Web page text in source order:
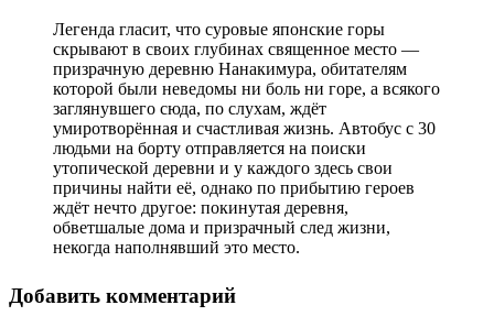
Легенда гласит, что суровые японские горы
скрывают в своих глубинах священное место —
призрачную деревню Нанакимура, обитателям
которой были неведомы ни боль ни горе, а всякого
заглянувшего сюда, по слухам, ждёт
умиротворённая и счастливая жизнь. Автобус с 30
людьми на борту отправляется на поиски
утопической деревни и у каждого здесь свои
причины найти её, однако по прибытию героев
ждёт нечто другое: покинутая деревня,
обветшалые дома и призрачный след жизни,
некогда наполнявший это место.
Добавить комментарий